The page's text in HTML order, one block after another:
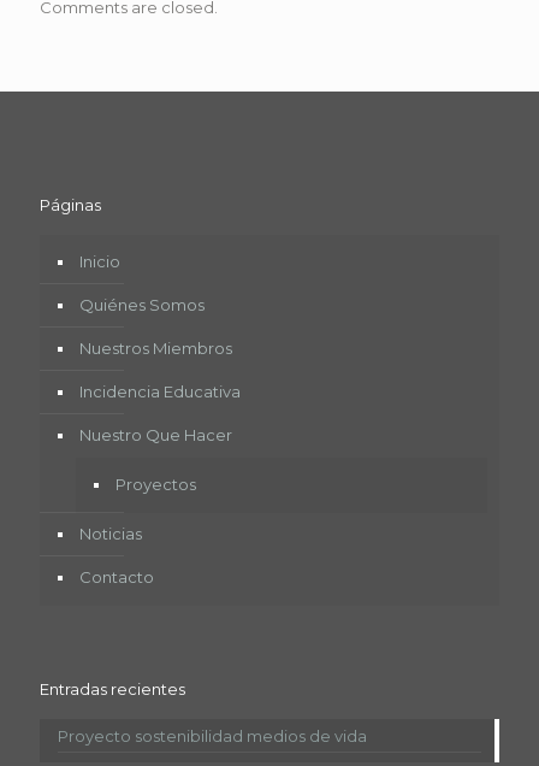
Comments are closed.
Páginas
Inicio
Quiénes Somos
Nuestros Miembros
Incidencia Educativa
Nuestro Que Hacer
Proyectos
Noticias
Contacto
Entradas recientes
Proyecto sostenibilidad medios de vida